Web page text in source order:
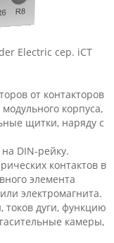
Electric сер. iCT
от контакторов
корпуса,
щитки, наряду с
DIN-рейку.
контактов в
элемента
электромагнита.
токов дуги, функцию
камеры,